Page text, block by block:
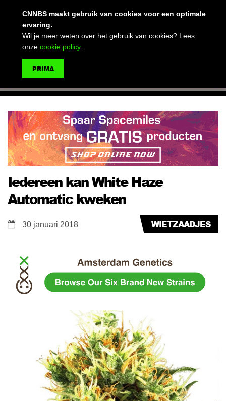
Iedereen kan White Haze
Automatic kweken
WIETZAADJES
30 januari 2018
CNNBS maakt gebruik van cookies voor een optimale
ervaring.
Wil je meer weten over het gebruik van cookies? Lees
onze cookie policy.
PRIMA